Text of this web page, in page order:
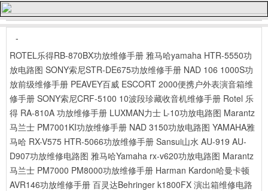
-
ROTEL乐得RB-870BX功放维修手册 雅马哈yamaha HTR-5550功
放电路图 SONY索尼STR-DE675功放维修手册 NAD 106 1000S功
放前级维修手册 PEAVEY百威 ESCORT 2000便携户外表演音箱维
修手册 SONY索尼CRF-5100 10波段珍藏收音机维修手册 Rotel 乐
得 RA-810A 功放维修手册 LUXMAN力士 L-10功放电路图 Marantz
马兰士 PM7001KI功放维修手册 NAD 3150功放电路图 YAMAHA雅
马哈 RX-V575 HTR-5066功放维修手册 Sansui山水 AU-919 AU-
D907功放维修电路图 雅马哈Yamaha rx-v620功放电路图 Marantz
马兰士 PM7000 PM8000功放维修手册 Harman Kardon哈曼卡顿
AVR146功放维修手册 百灵达Behringer k1800FX 演出箱维修电路